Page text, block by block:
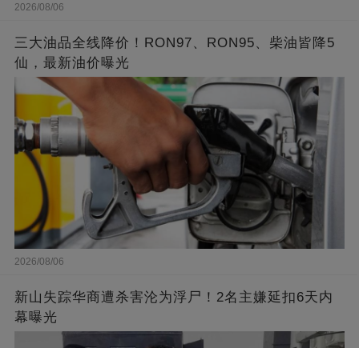
2026/08/06
三大油品全线降价！RON97、RON95、柴油皆降5
仙，最新油价曝光
2026/08/06
新山失踪华商遭杀害沦为浮尸！2名主嫌延扣6天内
幕曝光